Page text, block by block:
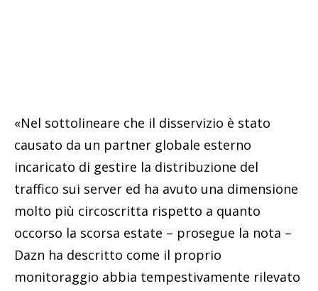
«Nel sottolineare che il disservizio è stato
causato da un partner globale esterno
incaricato di gestire la distribuzione del
traffico sui server ed ha avuto una dimensione
molto più circoscritta rispetto a quanto
occorso la scorsa estate – prosegue la nota –
Dazn ha descritto come il proprio
monitoraggio abbia tempestivamente rilevato